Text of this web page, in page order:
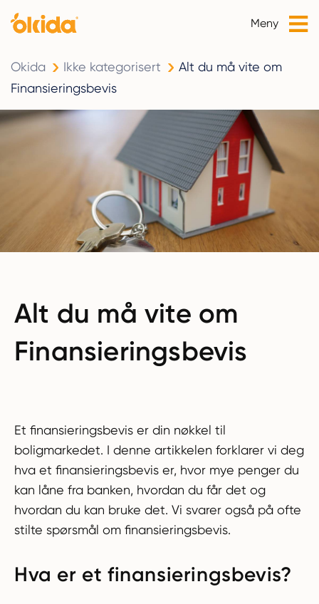
Meny
Okida Ikke kategorisert
Alt du må vite om
Finansieringsbevis
Alt du må vite om
Finansieringsbevis
Et finansieringsbevis er din nøkkel til
boligmarkedet. I denne artikkelen forklarer vi deg
hva et finansieringsbevis er, hvor mye penger du
kan låne fra banken, hvordan du får det og
hvordan du kan bruke det. Vi svarer også på ofte
stilte spørsmål om finansieringsbevis.
Hva er et finansieringsbevis?